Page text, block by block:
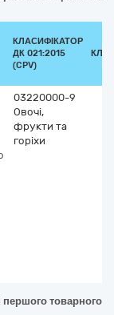
КЛАСИФІКАТОР
ДК 021:2015
(CPV)
03220000-9
Овочі,
фрукти та
горіхи
товарного